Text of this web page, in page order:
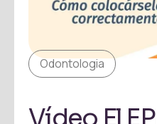
Odontologia
Vídeo El